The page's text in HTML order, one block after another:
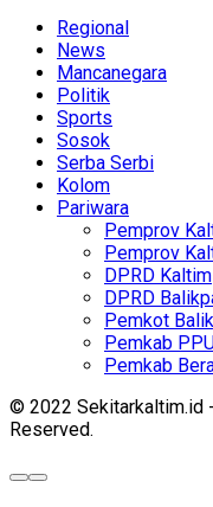
Regional
News
Mancanegara
Politik
Sports
Sosok
Serba Serbi
Kolom
Pariwara
Pemprov
Pemprov
DPRD Kaltim
DPRD
Pemkot
Pemkab
Pemkab
© 2022 Sekitarkaltim.id
Reserved.